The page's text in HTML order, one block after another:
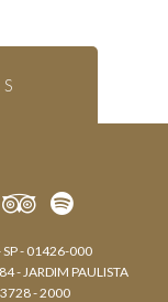
SP - 01426-000
- JARDIM PAULISTA
- 2000